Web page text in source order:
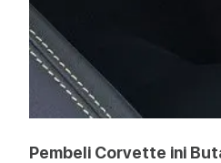
Pembeli Corvette ini